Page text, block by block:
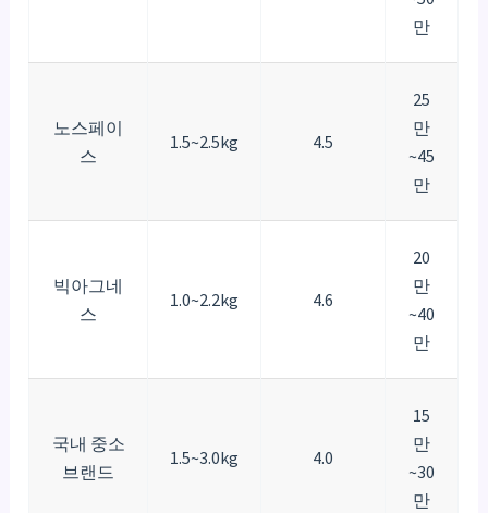
만
노스페이
스
1.5~2.5kg 4.5
25
만
~45
만
빅아그네
스
1.0~2.2kg 4.6
20
만
~40
만
국내 중소
브랜드
1.5~3.0kg 4.0
15
만
~30
만